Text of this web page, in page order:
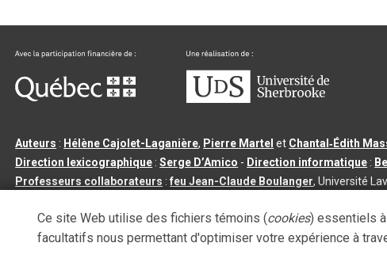
Auteurs : Hélène Cajolet-Laganière, Pierre Martel et Chantal‑Édith
Direction lexicographique :Serge D’Amico - Direction informatique :
Professeurs collaborateurs :feu Jean-Claude Boulanger, Université
Tous droits réservés©Université de Sherbrooke |3.2.2- Dernière mise à
Ce site Web utilise des fichiers témoins (cookies) essentiels
facultatifs nous permettant d'optimiser votre expérience à